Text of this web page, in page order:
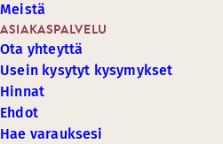
ASIAKASPALVELU
Ota yhteyttä
Usein kysytyt kysymykset
Hinnat
Ehdot
Hae varauksesi
Meistä